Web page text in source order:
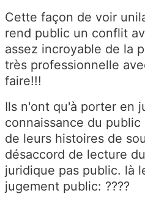
Cette façon de voir
rend public un conflit
assez incroyable de la
très professionnelle
faire!!!
Ils n'ont qu'à porter en
connaissance du
de leurs histoires de
désaccord de lecture
juridique pas public. là
jugement public: ????